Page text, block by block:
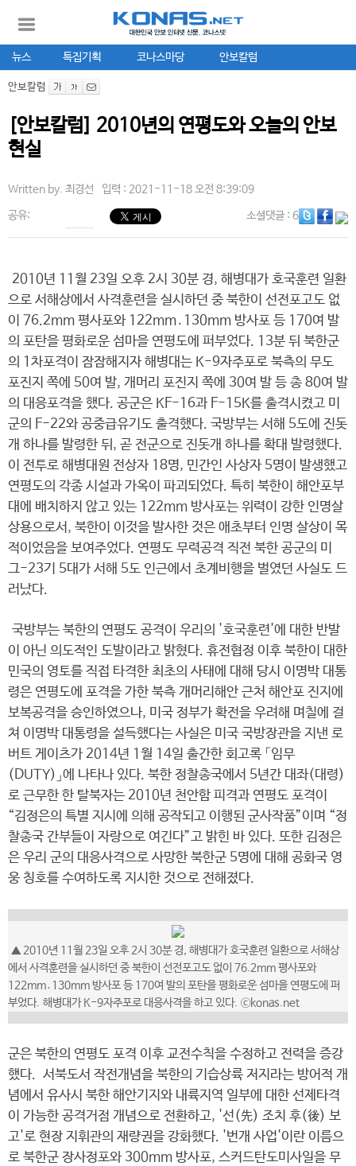
뉴스 특집기획 코나스마당 안보칼럼
안보칼럼
[안보칼럼] 2010년의 연평도와 오늘의 안보
현실
Written by. 최경선 입력 : 2021-11-18 오전 8:39:09
공유: 소셜댓글: 6
2010년 11월 23일 오후 2시 30분 경, 해병대가 호국훈련 일환
으로 서해상에서 사격훈련을 실시하던 중 북한이 선전포고도 없
이 76.2mm 평사포와 122mm․130mm 방사포 등 170여 발
의 포탄을 평화로운 섬마을 연평도에 퍼부었다. 13분 뒤 북한군
의 1차포격이 잠잠해지자 해병대는 K-9자주포로 북측의 무도
포진지 쪽에 50여 발, 개머리 포진지 쪽에 30여 발 등 총 80여 발
의 대응포격을 했다. 공군은 KF-16과 F-15K를 출격시켰고 미
군의 F-22와 공중급유기도 출격했다. 국방부는 서해 5도에 진돗
개 하나를 발령한 뒤, 곧 전군으로 진돗개 하나를 확대 발령했다.
이 전투로 해병대원 전상자 18명, 민간인 사상자 5명이 발생했고
연평도의 각종 시설과 가옥이 파괴되었다. 특히 북한이 해안포부
대에 배치하지 않고 있는 122mm 방사포는 위력이 강한 인명살
상용으로서, 북한이 이것을 발사한 것은 애초부터 인명 살상이 목
적이었음을 보여주었다. 연평도 무력공격 직전 북한 공군의 미
그-23기 5대가 서해 5도 인근에서 초계비행을 벌였던 사실도 드
러났다.
국방부는 북한의 연평도 공격이 우리의 '호국훈련'에 대한 반발
이 아닌 의도적인 도발이라고 밝혔다. 휴전협정 이후 북한이 대한
민국의 영토를 직접 타격한 최초의 사태에 대해 당시 이명박 대통
령은 연평도에 포격을 가한 북측 개머리해안 근처 해안포 진지에
보복공격을 승인하였으나, 미국 정부가 확전을 우려해 며칠에 걸
쳐 이명박 대통령을 설득했다는 사실은 미국 국방장관을 지낸 로
버트 게이츠가 2014년 1월 14일 출간한 회고록 「임무
(DUTY)」에 나타나 있다. 북한 정찰총국에서 5년간 대좌(대령)
로 근무한 한 탈북자는 2010년 천안함 피격과 연평도 포격이
“김정은의 특별 지시에 의해 공작되고 이행된 군사작품”이며 “정
찰총국 간부들이 자랑으로 여긴다”고 밝힌 바 있다. 또한 김정은
은 우리 군의 대응사격으로 사망한 북한군 5명에 대해 공화국 영
웅 칭호를 수여하도록 지시한 것으로 전해졌다.
▲ 2010년 11월 23일 오후 2시 30분 경, 해병대가 호국훈련 일환으로 서해상
에서 사격훈련을 실시하던 중 북한이 선전포고도 없이 76.2mm 평사포와
122mm․130mm 방사포 등 170여 발의 포탄을 평화로운 섬마을 연평도에 퍼
부었다. 해병대가 K-9자주포로 대응사격을 하고 있다. ⓒkonas.net
군은 북한의 연평도 포격 이후 교전수칙을 수정하고 전력을 증강
했다. 서북도서 작전개념을 북한의 기습상륙 저지라는 방어적 개
념에서 유사시 북한 해안기지와 내륙지역 일부에 대한 선제타격
이 가능한 공격거점 개념으로 전환하고, '선(先) 조치 후(後) 보
고'로 현장 지휘관의 재량권을 강화했다. '번개 사업'이란 이름으
로 북한군 장사정포와 300mm 방사포, 스커드탄도미사일을 무